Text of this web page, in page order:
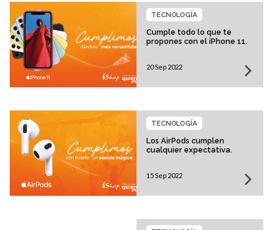
Cumple todo lo que te
propones con el iPhone 11.
TECNOLOGÍA
20 Sep 2022
Los AirPods cumplen
cualquier expectativa.
TECNOLOGÍA
15 Sep 2022